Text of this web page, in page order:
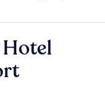
Hotel